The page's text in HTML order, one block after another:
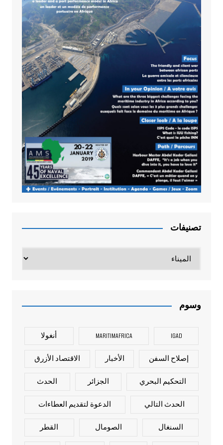
تصنيفات
وسوم
IGAD
MARITIMAFRICA أنغولا
إصلاح السفن الأخبار الاقتصاد الأزرق
التحكيم البحري الجزائر الحدث
الحدث التالي الدعوة لتقديم العطاءات
السنغال الصومال القطر